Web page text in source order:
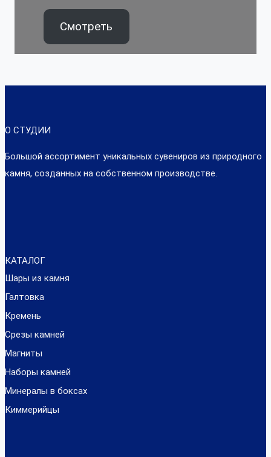
Смотреть
О СТУДИИ
Большой ассортимент уникальных сувениров из природного
камня, созданных на собственном производстве.
КАТАЛОГ
Шары из камня
Галтовка
Кремень
Срезы камней
Магниты
Наборы камней
Минералы в боксах
Киммерийцы